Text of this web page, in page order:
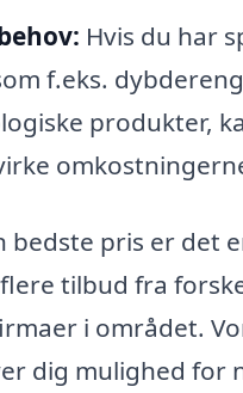
Hvis du har
f.eks.
produkter,
bedste pris er det
tilbud fra
i området.
dig mulighed for